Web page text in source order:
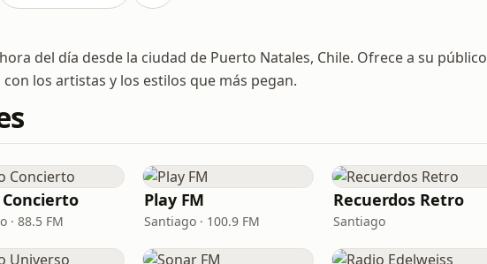
del día desde la ciudad de Puerto Natales, Chile. Ofrece a su público
los artistas y los estilos que más pegan.
Concierto
· 88.5 FM
Play FM
Santiago · 100.9 FM
Recuerdos Retro
Santiago